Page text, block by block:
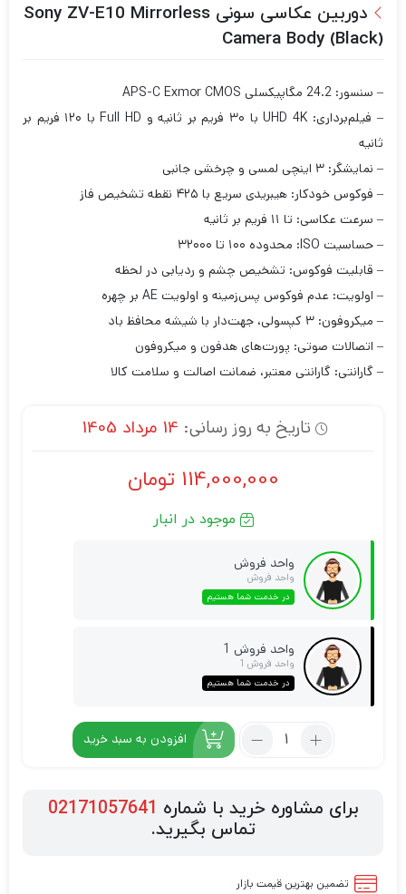
دوربین عکاسی سونی Sony ZV-E10 Mirrorless
Camera Body (Black)
– سنسور: 24.2 مگاپیکسلی APS-C Exmor CMOS
– فیلم‌برداری: UHD 4K با ۳۰ فریم بر ثانیه و Full HD با ۱۲۰ فریم بر
ثانیه
– نمایشگر: ۳ اینچی لمسی و چرخشی جانبی
– فوکوس خودکار: هیبریدی سریع با ۴۲۵ نقطه تشخیص فاز
– سرعت عکاسی: تا ۱۱ فریم بر ثانیه
– حساسیت ISO: محدوده ۱۰۰ تا ۳۲۰۰۰
– قابلیت فوکوس: تشخیص چشم و ردیابی در لحظه
– اولویت: عدم فوکوس پس‌زمینه و اولویت AE بر چهره
– میکروفون: ۳ کپسولی، جهت‌دار با شیشه محافظ باد
– اتصالات صوتی: پورت‌های هدفون و میکروفون
– گارانتی: گارانتی معتبر، ضمانت اصالت و سلامت کالا
تاریخ به روز رسانی: 14 مرداد 1405
114,000,000 تومان
موجود در انبار
واحد فروش
واحد فروش
در خدمت شما هستیم
واحد فروش 1
واحد فروش 1
در خدمت شما هستیم
افزودن به سبد خرید
برای مشاوره خرید با شماره 02171057641
تماس بگیرید.
تضمین بهترین قیمت بازار